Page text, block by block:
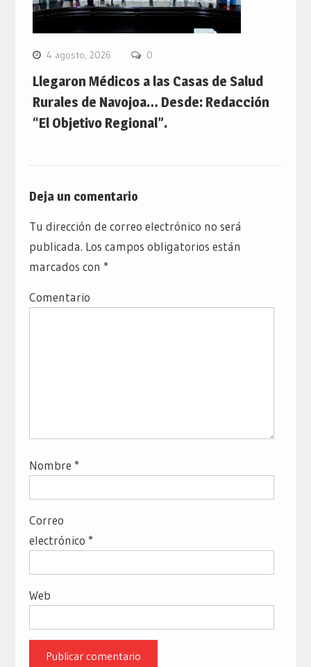
4 agosto, 2026 0
Llegaron Médicos a las Casas de Salud
Rurales de Navojoa… Desde: Redacción
“El Objetivo Regional”.
Deja un comentario
Tu dirección de correo electrónico no será
publicada. Los campos obligatorios están
marcados con *
Comentario
Nombre *
Correo
electrónico *
Web